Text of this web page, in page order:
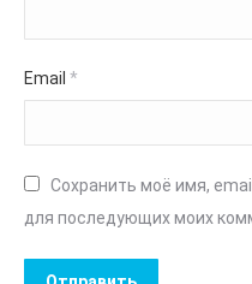
Email *
Сохранить моё имя,
для последующих моих